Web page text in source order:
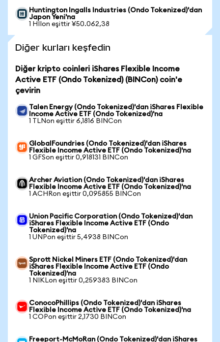
Huntington Ingalls Industries (Ondo Tokenized)'dan
Japon Yeni'na
1 HIIon eşittir ¥50.062,38
Diğer kurları keşfedin
Diğer kripto coinleri iShares Flexible Income
Active ETF (Ondo Tokenized) (BINCon) coin'e
çevirin
Talen Energy (Ondo Tokenized)'dan iShares Flexible
Income Active ETF (Ondo Tokenized)'na
1 TLNon eşittir 6,1816 BINCon
GlobalFoundries (Ondo Tokenized)'dan iShares
Flexible Income Active ETF (Ondo Tokenized)'na
1 GFSon eşittir 0,918131 BINCon
Archer Aviation (Ondo Tokenized)'dan iShares
Flexible Income Active ETF (Ondo Tokenized)'na
1 ACHRon eşittir 0,095855 BINCon
Union Pacific Corporation (Ondo Tokenized)'dan
iShares Flexible Income Active ETF (Ondo
Tokenized)'na
1 UNPon eşittir 5,4938 BINCon
Sprott Nickel Miners ETF (Ondo Tokenized)'dan
iShares Flexible Income Active ETF (Ondo
Tokenized)'na
1 NIKLon eşittir 0,259383 BINCon
ConocoPhillips (Ondo Tokenized)'dan iShares
Flexible Income Active ETF (Ondo Tokenized)'na
1 COPon eşittir 2,1730 BINCon
Freeport-McMoRan (Ondo Tokenized)'dan iShares